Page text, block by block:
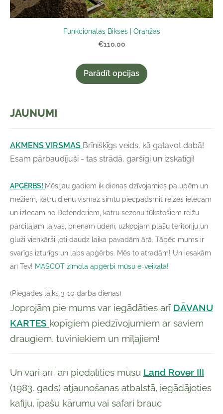
JAUNUMI
AKMENS VIRSMAS Brīnišķīgs veids, kā gatavot dabā!
Esam pārbaudījuši - tas strādā, garšīgi un izskatīgi!
APĢĒRBS! Mēs jau gadiem ik dienas dzīvojamies pa upēm un
mežiem, katru dienu vismaz simtu piecpadsmit reizes ielecam
un izlecam no Defenderiem, katru sezonu tūkstošiem reižu
pārcilājam laivas, brienam ūdenī, uzkopjam plašu teritoriju un
gluži vienkārši ļoti daudz laika pavadām ārā. Tāpēc mums ir
svarīgs izturīgs un labs apģērbs. Mēs to atradām! Un iesakām
arī Tev! MASCOT zīmola apģērbi mūsu e-veikalā!
(Piegādes laiks 3-10 darba dienas)
Joprojām pie mums var iegādāties arī DĀVANU
KARTES kopīgiem piedzīvojumiem ar saviem
draugiem, tuviniekiem un mīļajiem!
Un vari arī arī piedalīties mūsu Land Rover III
(1983. gads) atjaunošanas atbalstā, iegādājoties
kafiju, īpašu kārumu vai safari brauc
Funkcionālas Bikses | Oranžas
€110,00
Parādīt opcijas